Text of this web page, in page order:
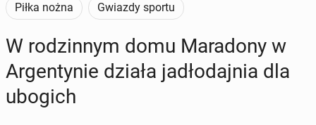
Piłka nożna Gwiazdy sportu
W ro­dzin­nym domu Ma­ra­do­ny w
Ar­gen­ty­nie działa ja­dło­daj­nia dla
ubogich